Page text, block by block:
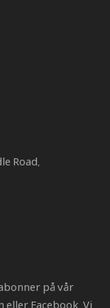
Road,
på vår
eller Facebook. Vi